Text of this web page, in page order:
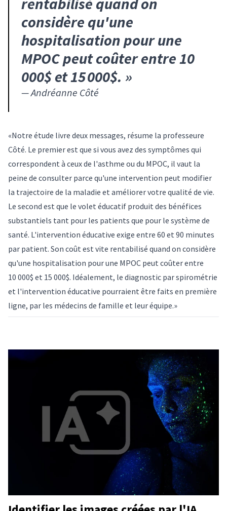
considère qu'une
hospitalisation pour une
MPOC peut coûter entre 10
000$ et 15 000$. »
—Andréanne Côté
«Notre étude livre deux messages, résume la professeure
Côté. Le premier est que si vous avez des symptômes qui
correspondent à ceux de l'asthme ou du MPOC, il vaut la
peine de consulter parce qu'une intervention peut modifier
la trajectoire de la maladie et améliorer votre qualité de vie.
Le second est que le volet éducatif produit des bénéfices
substantiels tant pour les patients que pour le système de
santé. L'intervention éducative exige entre 60 et 90 minutes
par patient. Son coût est vite rentabilisé quand on considère
qu'une hospitalisation pour une MPOC peut coûter entre
10 000$ et 15 000$. Idéalement, le diagnostic par spirométrie
et l'intervention éducative pourraient être faits en première
ligne, par les médecins de famille et leur équipe.»